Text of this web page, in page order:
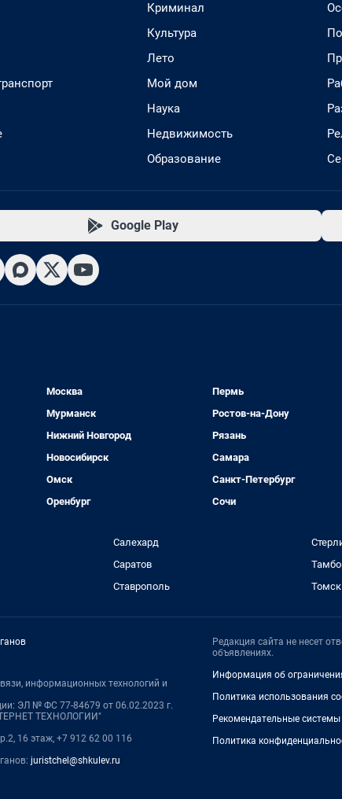
Криминал
Культура
Лето
Мой дом
Наука
Недвижимость
Образование
Google Play
Москва
Мурманск
Нижний Новгород
Новосибирск
Омск
Оренбург
Пермь
Ростов-на-Дону
Рязань
Самара
Санкт-Петербург
Сочи
Салехард
Саратов
Ставрополь
Томск
информационных технологий и
ЭЛ № ФС 77-84679 от 06.02.2023 г.
ТЕХНОЛОГИИ"
16 этаж, +7 912 62 00 116
juristchel@shkulev.ru
Редакция сайта не несет
объявлениях.
Информация об
Политика использования
Рекомендательные системы
Политика